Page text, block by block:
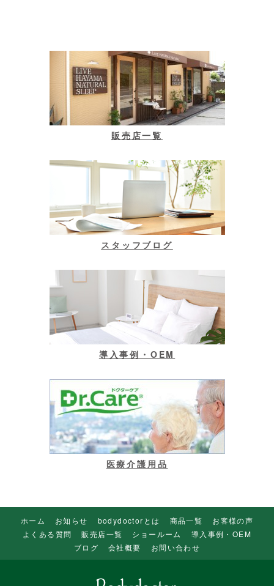
販売店一覧
スタッフブログ
導入事例・OEM
医療介護用品
ホーム お知らせ bodydoctorとは 商品一覧
お客様の声
よくある質問
販売店一覧 ショールーム
導入事例・OEM
ブログ
会社概要 お問い合わせ